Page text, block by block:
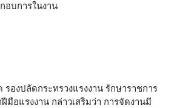
อบการในงาน
รองปลัดกระทรวงแรงงาน รักษาราชการ
อแรงงาน กล่าวเสริมว่า การจัดงานมี